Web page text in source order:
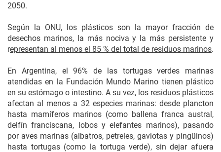
2050.
Según la ONU, los plásticos son la mayor fracción de
desechos marinos, la más nociva y la más persistente y
representan al menos el 85 % del total de residuos marinos.
En Argentina, el 96% de las tortugas verdes marinas
atendidas en la Fundación Mundo Marino tienen plástico
en su estómago o intestino. A su vez, los residuos plásticos
afectan al menos a 32 especies marinas: desde plancton
hasta mamíferos marinos (como ballena franca austral,
delfín franciscana, lobos y elefantes marinos), pasando
por aves marinas (albatros, petreles, gaviotas y pingüinos)
hasta tortugas (como la tortuga verde), sin dejar afuera